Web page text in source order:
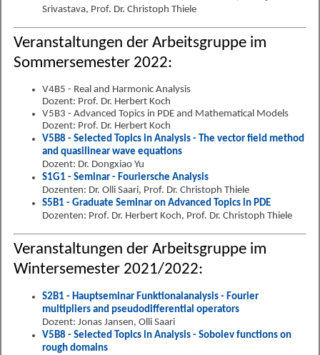
Srivastava, Prof. Dr. Christoph Thiele
Veranstaltungen der Arbeitsgruppe im
Sommersemester 2022:
V4B5 - Real and Harmonic Analysis
Dozent: Prof. Dr. Herbert Koch
V5B3 - Advanced Topics in PDE and Mathematical Models
Dozent: Prof. Dr. Herbert Koch
V5B8 - Selected Topics in Analysis - The vector field method
and quasilinear wave equations
Dozent: Dr. Dongxiao Yu
S1G1 - Seminar - Fouriersche Analysis
Dozenten: Dr. Olli Saari, Prof. Dr. Christoph Thiele
S5B1 - Graduate Seminar on Advanced Topics in PDE
Dozenten: Prof. Dr. Herbert Koch, Prof. Dr. Christoph Thiele
Veranstaltungen der Arbeitsgruppe im
Wintersemester 2021/2022:
S2B1 - Hauptseminar Funktionalanalysis - Fourier
multipliers and pseudodifferential operators
Dozent: Jonas Jansen, Olli Saari
V5B8 - Selected Topics in Analysis - Sobolev functions on
rough domains